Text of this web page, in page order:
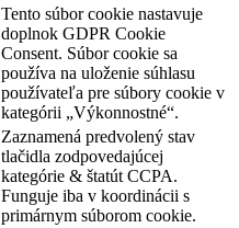
Tento súbor cookie nastavuje
doplnok GDPR Cookie
Consent. Súbor cookie sa
používa na uloženie súhlasu
používateľa pre súbory cookie v
kategórii „Výkonnostné“.
Zaznamená predvolený stav
tlačidla zodpovedajúcej
kategórie & štatút CCPA.
Funguje iba v koordinácii s
primárnym súborom cookie.